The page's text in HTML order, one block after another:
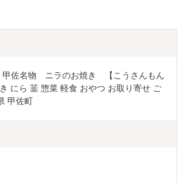
甲佐名物　ニラのお焼き　【こうさんもん
にら 韮 惣菜 軽食 おやつ お取り寄せ ご
甲佐町